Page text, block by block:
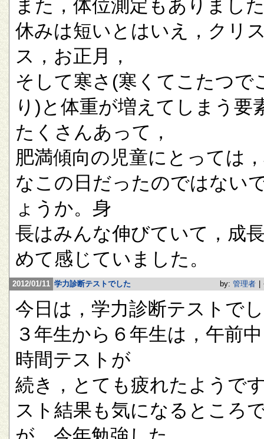
また，体位測定もありまし
休みは短いとはいえ，クリ
ス，お正月，
そして寒さ(寒くてこたつで
り)と体重が増えてしまう要
たくさんあって，
肥満傾向の児童にとっては
なこの日だったのではない
ょうか。身
長はみんな伸びていて，成
めて感じていました。
2012/01/11 学力診断テストでした by: 管理者
今日は，学力診断テストで
３年生から６年生は，午前
時間テストが
続き，とても疲れたようで
スト結果も気になるところ